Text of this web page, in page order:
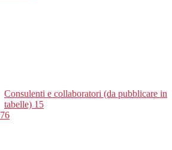
Consulenti e collaboratori (da pubblicare in
tabelle) 15